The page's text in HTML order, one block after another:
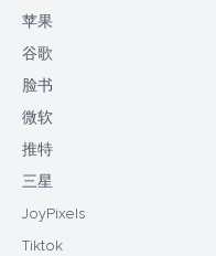
苹果
谷歌
脸书
微软
推特
三星
JoyPixels
Tiktok